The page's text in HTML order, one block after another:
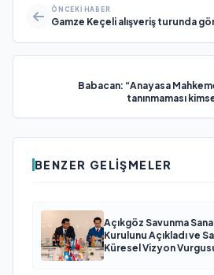
ÖNCEKI HABER
Gamze Keçeli alışveriş turunda
Babacan: “Anayasa
tanınmaması
BENZER GELIŞMELER
Açıkgöz Savunma
Kurulunu Açıkladı ve
Küresel Vizyon